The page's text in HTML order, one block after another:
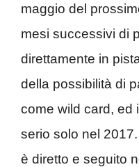
maggio del
mesi successivi di
direttamente in
della possibilità di
come wild card, ed
serio solo nel
è diretto e seguito